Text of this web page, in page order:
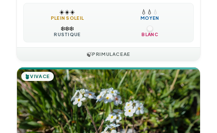
☀️☀️☀️
PLEIN SOLEIL
💧 💧 💧
MOYEN
❄️❄️❄️
RUSTIQUE BLANC
🍃PRIMULACEAE
🪴VIVACE